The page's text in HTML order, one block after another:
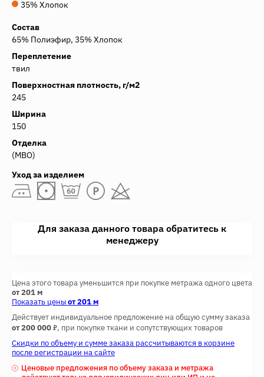
35% Хлопок
Состав
65% Полиэфир, 35% Хлопок
Переплетение
твил
Поверхностная плотность, г/м2
245
Ширина
150
Отделка
(МВО)
Уход за изделием
Для заказа данного товара обратитесь к
менеджеру
Цена этого товара уменьшится при покупке метража одного цвета
от 201 м
Показать ценыот 201 м
Действует индивидуальное предложение на общую сумму заказа
от 200 0007, при покупке ткани и сопутствующих товаров
Скидки по объему и сумме заказа рассчитываются в корзине
после регистрации на сайте
Ценовые предложения по объему заказа и метража